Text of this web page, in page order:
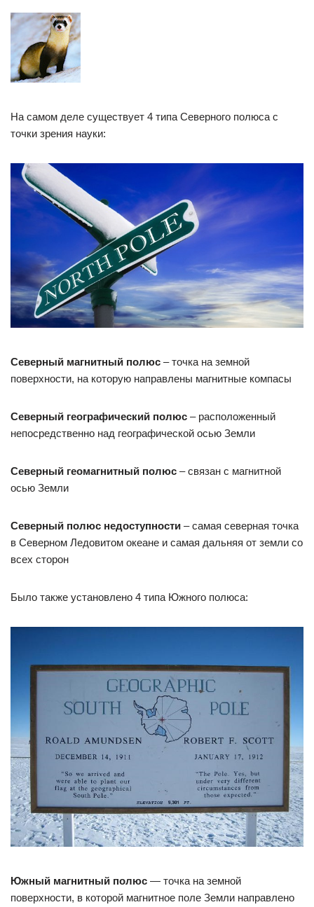
На самом деле существует 4 типа Северного полюса с
точки зрения науки:
Северный магнитный полюс – точка на земной
поверхности, на которую направлены магнитные компасы
Северный географический полюс – расположенный
непосредственно над географической осью Земли
Северный геомагнитный полюс – связан с магнитной
осью Земли
Северный полюс недоступности – самая северная точка
в Cеверном Ледовитом океане и самая дальняя от земли со
всех сторон
Было также установлено 4 типа Южного полюса:
Южный магнитный полюс — точка на земной
поверхности, в которой магнитное поле Земли направлено